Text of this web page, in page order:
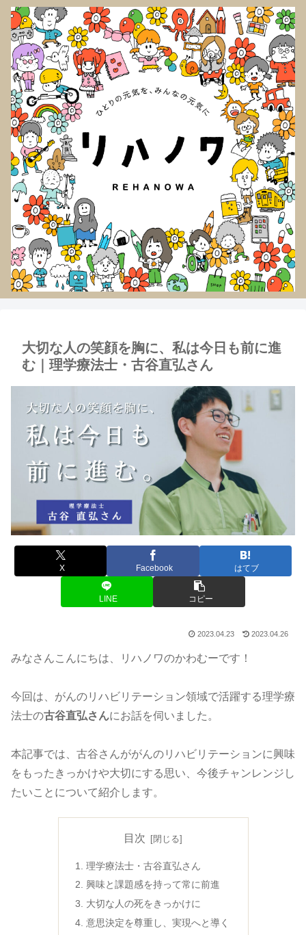
大切な人の笑顔を胸に、私は今日も前に進
む｜理学療法士・古谷直弘さん
X Facebook はてブ
LINE コピー
2023.04.23 2023.04.26
みなさんこんにちは、リハノワのかわむーです！
今回は、がんのリハビリテーション領域で活躍する理学療
法士の古谷直弘さんにお話を伺いました。
本記事では、古谷さんががんのリハビリテーションに興味
をもったきっかけや大切にする思い、今後チャンレンジし
たいことについて紹介します。
目次
理学療法士・古谷直弘さん
興味と課題感を持って常に前進
大切な人の死をきっかけに
意思決定を尊重し、実現へと導く